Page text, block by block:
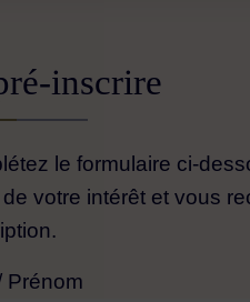
inscrire
le formulaire ci-
votre intérêt et vous
Prénom